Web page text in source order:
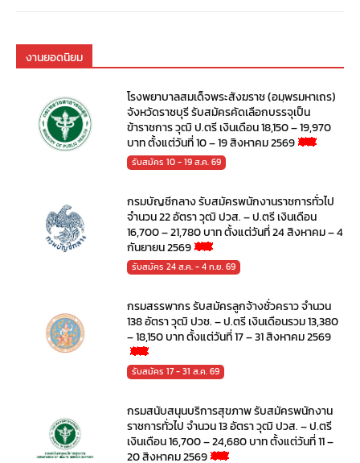
งานยอดนิยม
โรงพยาบาลสมเด็จพระสังฆราช (อมฺพรมหาเถร)
จังหวัดราชบุรี รับสมัครคัดเลือกบรรจุเป็น
ข้าราชการ วุฒิ ป.ตรี เงินเดือน 18,150 – 19,970
บาท ตั้งแต่วันที่ 10 – 19 สิงหาคม 2569
รับสมัคร 10 - 19 ส.ค. 69
กรมบัญชีกลาง รับสมัครพนักงานราชการทั่วไป
จำนวน 22 อัตรา วุฒิ ปวส. – ป.ตรี เงินเดือน
16,700 – 21,780 บาท ตั้งแต่วันที่ 24 สิงหาคม – 4
กันยายน 2569
รับสมัคร 24 ส.ค. - 4 ก.ย. 69
กรมสรรพากร รับสมัครลูกจ้างชั่วคราว จำนวน
138 อัตรา วุฒิ ปวช. – ป.ตรี เงินเดือนรวม 13,380
– 18,150 บาท ตั้งแต่วันที่ 17 – 31 สิงหาคม 2569
รับสมัคร 17 - 31 ส.ค. 69
กรมสนับสนุนบริการสุขภาพ รับสมัครพนักงาน
ราชการทั่วไป จำนวน 13 อัตรา วุฒิ ปวส. – ป.ตรี
เงินเดือน 16,700 – 24,680 บาท ตั้งแต่วันที่ 11 –
20 สิงหาคม 2569